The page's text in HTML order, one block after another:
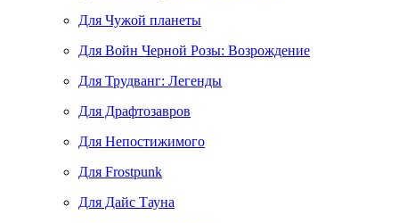
Для Чужой планеты
Для Войн Черной Розы: Возрождение
Для Трудванг: Легенды
Для Драфтозавров
Для Непостижимого
Для Frostpunk
Для Дайс Тауна